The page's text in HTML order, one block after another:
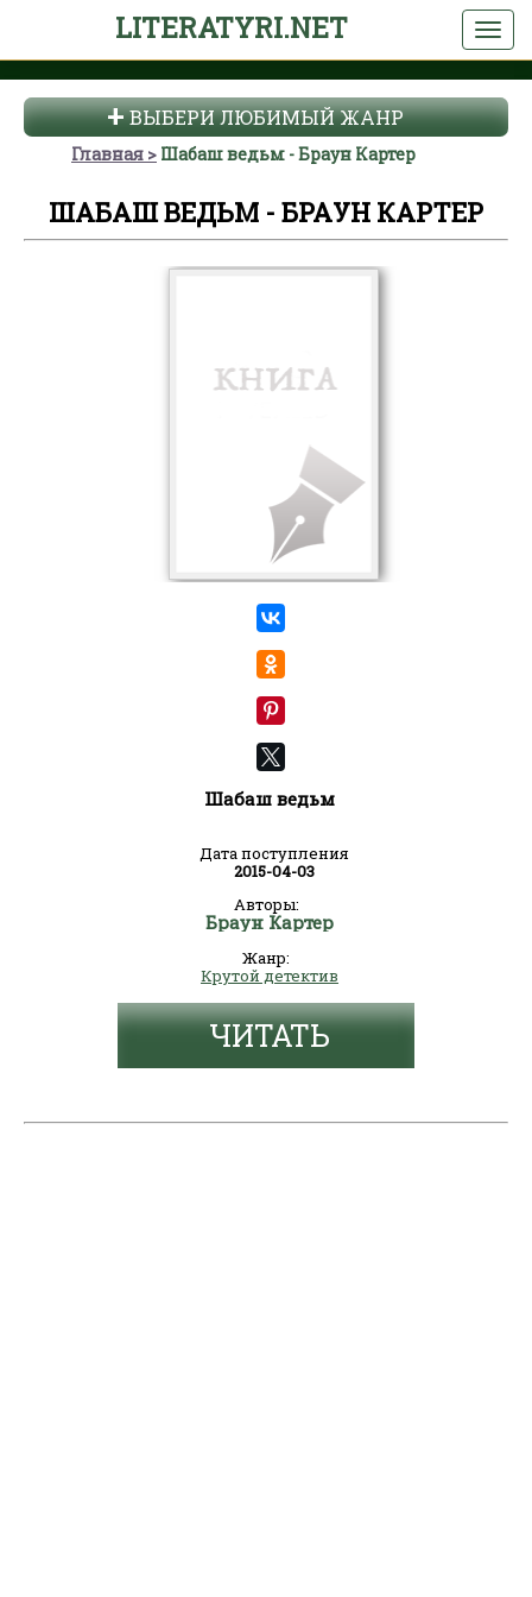
LITERATYRI.NET
ВЫБЕРИ ЛЮБИМЫЙ ЖАНР
Главная Шабаш ведьм - Браун Картер
ШАБАШ ВЕДЬМ - БРАУН КАРТЕР
Шабаш ведьм
Дата поступления
2015-04-03
Авторы:
Браун Картер
Жанр:
Крутой детектив
ЧИТАТЬ